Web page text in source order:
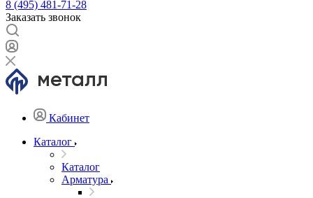
8 (495) 481-71-28
Заказать звонок
Кабинет
Каталог
Каталог
Арматура